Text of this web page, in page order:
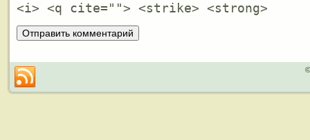
<i> <q cite=""> <strike> <strong>